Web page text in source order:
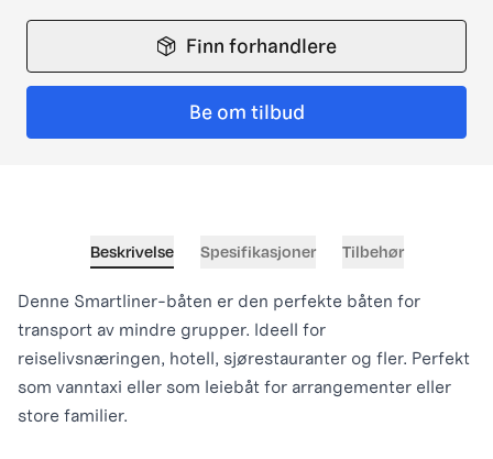
Finn forhandlere
Be om tilbud
Beskrivelse Spesifikasjoner Tilbehør
Denne Smartliner-båten er den perfekte båten for
transport av mindre grupper. Ideell for
reiselivsnæringen, hotell, sjørestauranter og fler. Perfekt
som vanntaxi eller som leiebåt for arrangementer eller
store familier.